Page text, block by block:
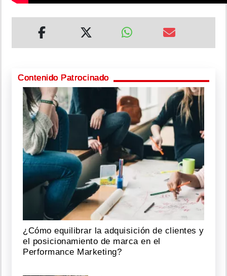
Contenido Patrocinado
¿Cómo equilibrar la adquisición de clientes y
el posicionamiento de marca en el
Performance Marketing?